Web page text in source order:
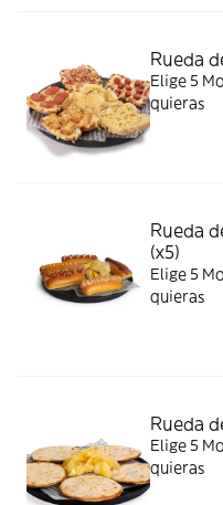
Rueda
Elige 5
quieras
Rueda
(x5)
Elige 5
quieras
Rueda
Elige 5
quieras